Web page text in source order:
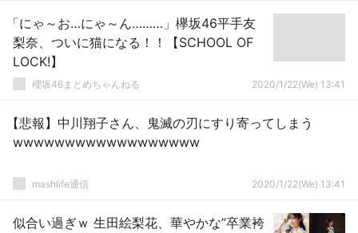
「にゃ～お…にゃ～ん………」欅坂46平手友
梨奈、ついに猫になる！！【SCHOOL OF
LOCK!】
櫻坂46まとめちゃんねる 2020/1/22(We) 13:41
【悲報】中川翔子さん、鬼滅の刃にすり寄ってしまう
wwwwwwwwwwwwwwwwww
mashlife通信 2020/1/22(We) 13:41
似合い過ぎｗ 生田絵梨花、華やかな”卒業袴